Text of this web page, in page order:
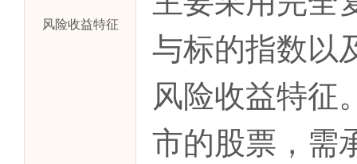
风险收益特征
与标的指数以
风险收益特征
市的股票，需